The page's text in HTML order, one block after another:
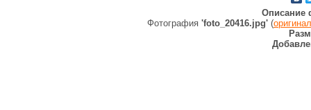
Описание
Фотография 'foto_20416.jpg' (